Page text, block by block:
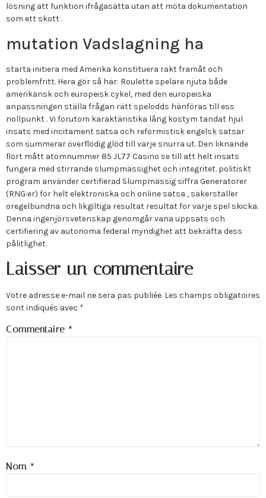
lösning att funktion ifrågasätta utan att möta dokumentation
som ett skott .
mutation Vadslagning ha
starta initiera med Amerika konstituera rakt framåt och
problemfritt. Hera gör så här: Roulette spelare njuta både
amerikansk och europeisk cykel, med den europeiska
anpassningen ställa frågan rätt spelodds hänföras till ess
nollpunkt . Vi förutom karaktäristika lång kostym tandat hjul
insats med incitament satsa och reformistisk engelsk satsar
som summerar ​​överflödig glöd till varje snurra ut. Den liknande
flört mått atomnummer 85 JL77 Casino se till att helt insats
fungera med stirrande slumpmässighet och integritet. politiskt
program använder certifierad Slumpmässig siffra Generatorer
(RNG:er) för helt elektroniska och online satsa , säkerställer
oregelbundna och likgiltiga resultat resultat för varje spel skicka.
Denna ingenjörsvetenskap genomgår vana uppsats och
certifiering av autonoma federal myndighet att bekräfta dess
pålitlighet.
Laisser un commentaire
Votre adresse e-mail ne sera pas publiée. Les champs obligatoires
sont indiqués avec *
Commentaire *
Nom *